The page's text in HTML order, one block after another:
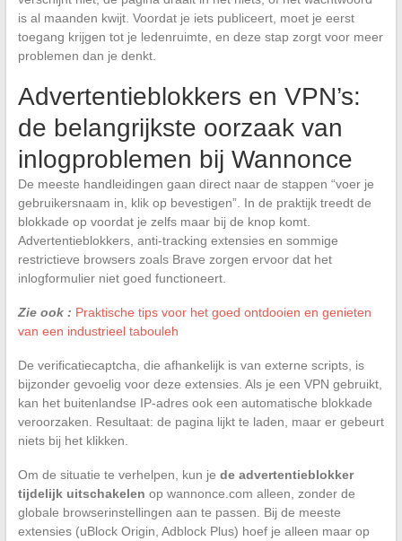
is al maanden kwijt. Voordat je iets publiceert, moet je eerst
toegang krijgen tot je ledenruimte, en deze stap zorgt voor meer
problemen dan je denkt.
Advertentieblokkers en VPN’s:
de belangrijkste oorzaak van
inlogproblemen bij Wannonce
De meeste handleidingen gaan direct naar de stappen “voer je
gebruikersnaam in, klik op bevestigen”. In de praktijk treedt de
blokkade op voordat je zelfs maar bij de knop komt.
Advertentieblokkers, anti-tracking extensies en sommige
restrictieve browsers zoals Brave zorgen ervoor dat het
inlogformulier niet goed functioneert.
Zie ook : Praktische tips voor het goed ontdooien en genieten
van een industrieel tabouleh
De verificatiecaptcha, die afhankelijk is van externe scripts, is
bijzonder gevoelig voor deze extensies. Als je een VPN gebruikt,
kan het buitenlandse IP-adres ook een automatische blokkade
veroorzaken. Resultaat: de pagina lijkt te laden, maar er gebeurt
niets bij het klikken.
Om de situatie te verhelpen, kun je de advertentieblokker
tijdelijk uitschakelen op wannonce.com alleen, zonder de
globale browserinstellingen aan te passen. Bij de meeste
extensies (uBlock Origin, Adblock Plus) hoef je alleen maar op